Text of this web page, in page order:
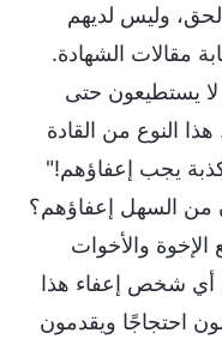
وليس لديهم
مقالات الشهادة.
لا يستطيعون حتى
النوع من القادة
يجب إعفاؤهم!"
السهل إعفاؤهم؟
والأخوات
أي شخص إعفاء هذا
احتجاجًا ويقدمون